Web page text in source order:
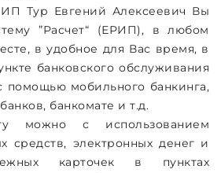
Тур Евгений Алексеевич Вы
”Расчет“ (ЕРИП), в любом
в удобное для Вас время, в
банковского обслуживания
помощью мобильного банкинга,
банкомате и т.д.
можно с использованием
средств, электронных денег и
карточек в пунктах